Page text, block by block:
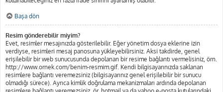
Başa dön
Resim gönderebilir miyim?
Evet, resimler mesajınızda gösterilebilir. Eğer yönetim dosya eklerine izin
verdiyse, resimleri mesaj panosuna yükleyebilirsiniz. Aksi takdirde, genel
erişilebilir bir web sunucusunda depolanan bir resime bağlantı vermelisiniz, örn.
http://www.ornek.com/benim-resmim.gif. Kendi bilgisayarınızda saklanan
resimlere bağlantı veremezsiniz (bilgisayarınız genel erişilebilir bir sunucu
olmadığı sürece). Ayrıca kimlik doğrulama mekanizmaları ardında depolanan